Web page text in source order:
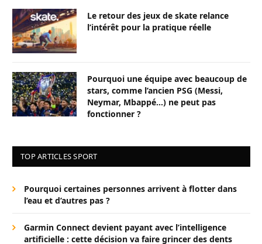
Le retour des jeux de skate relance
l’intérêt pour la pratique réelle
Pourquoi une équipe avec beaucoup de
stars, comme l’ancien PSG (Messi,
Neymar, Mbappé…) ne peut pas
fonctionner ?
TOP ARTICLES SPORT
Pourquoi certaines personnes arrivent à flotter dans
l’eau et d’autres pas ?
Garmin Connect devient payant avec l’intelligence
artificielle : cette décision va faire grincer des dents